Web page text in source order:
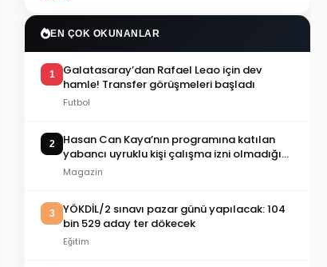
EN ÇOK OKUNANLAR
1
Galatasaray’dan Rafael Leao için dev
hamle! Transfer görüşmeleri başladı
Futbol
2
Hasan Can Kaya’nın programına katılan
yabancı uyruklu kişi çalışma izni olmadığı
gerekçesiyle gözaltına alındı
Magazin
3
YÖKDİL/2 sınavı pazar günü yapılacak: 104
bin 529 aday ter dökecek
Eğitim